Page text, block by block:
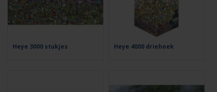
Heye 3000 stukjes Heye 4000 driehoek